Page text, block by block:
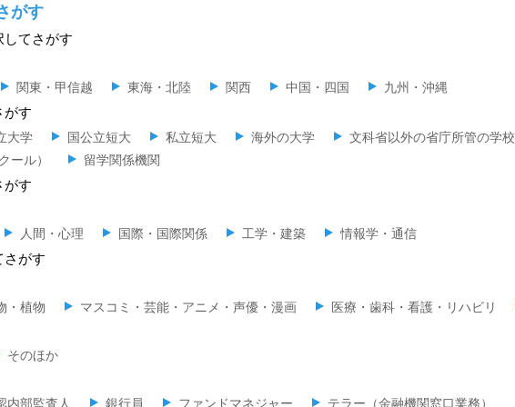
がす
してさがす
関東・甲信越 東海・北陸 関西 中国・四国 九州・沖縄
がす
大学 国公立短大 私立短大 海外の大学 文科省以外の省庁所管の学校
ール）
留学関係機関
がす
人間・心理 国際・国際関係 工学・建築 情報学・通信
さがす
・植物 マスコミ・芸能・アニメ・声優・漫画 医療・歯科・看護・リハビリ
そのほか
内部監査人 銀行員 ファンドマネジャー テラー（金融機関窓口業務）